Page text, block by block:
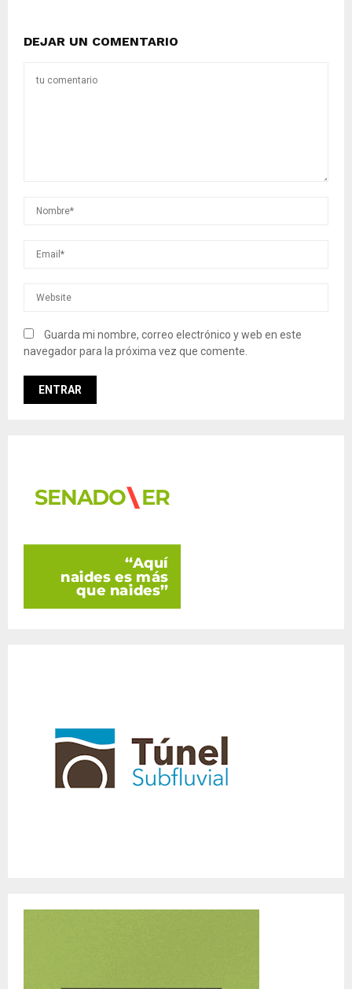
DEJAR UN COMENTARIO
Guarda mi nombre, correo electrónico y web en este
navegador para la próxima vez que comente.